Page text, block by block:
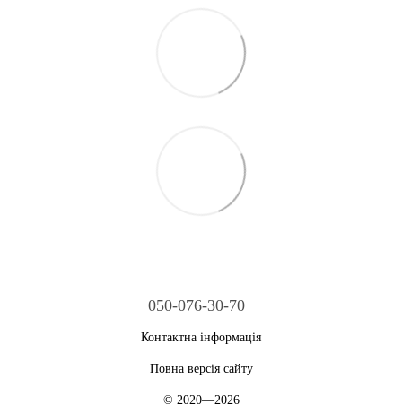
050-076-30-70
Контактна інформація
Повна версія сайту
© 2020—2026